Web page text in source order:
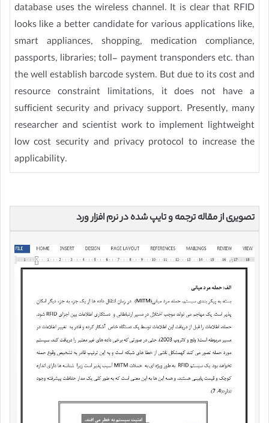
database uses the wireless channel. It is clear that RFID
looks like a better candidate for various applications like,
smart appliances, shopping, medication compliance,
passports, libraries; toll- payment transponders etc. than
the well establish barcode system. But due to its cost and
resource constraint limitations, it does not have a
sufficient security and privacy support. Presently, many
researcher and scientist work to implement lightweight
low cost security and privacy protocol to increase the
applicability.
تصویری از مقاله ترجمه و تایپ شده در نرم افزار ورد